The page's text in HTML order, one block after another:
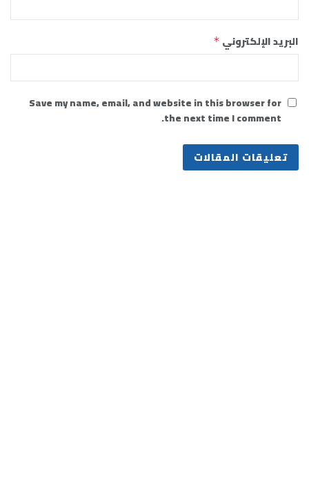
البريد الإلكتروني *
Save my name, email, and website in this browser for
the next time I comment.